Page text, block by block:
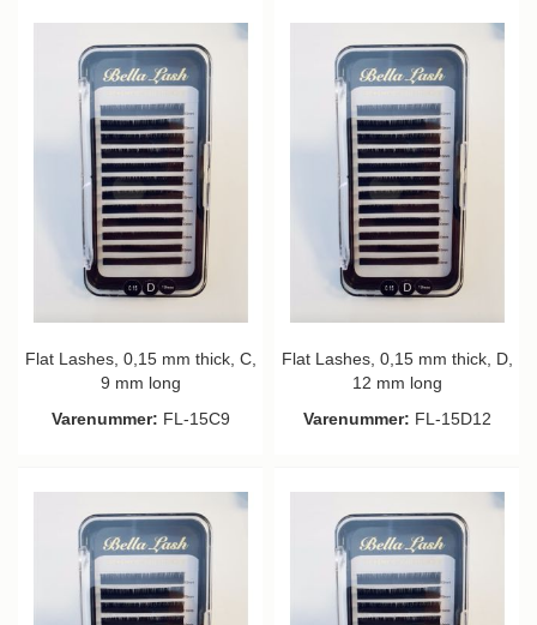
Flat Lashes, 0,15 mm thick, C,
9 mm long
Varenummer: FL-15C9
Flat Lashes, 0,15 mm thick, D,
12 mm long
Varenummer: FL-15D12